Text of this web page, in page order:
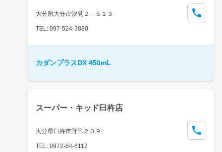
大分県大分市汐見２－５１３
TEL: 097-524-3880
カダンプラスDX 450mL
スーパー・キッド臼杵店
大分県臼杵市野田２０９
TEL: 0972-64-6112